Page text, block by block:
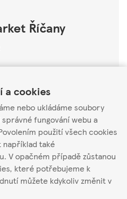
a cookies
nebo ukládáme soubory
fungování webu a
použití všech cookies
například také
V opačném případě zůstanou
které potřebujeme k
můžete kdykoliv změnit v
Říčany
Akční nabídka
obchod